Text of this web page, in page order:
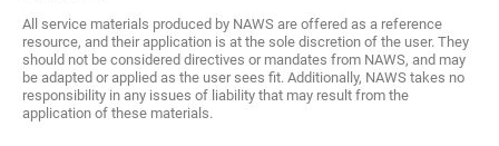
All service materials produced by NAWS are offered as a reference
resource, and their application is at the sole discretion of the user. They
should not be considered directives or mandates from NAWS, and may
be adapted or applied as the user sees fit. Additionally, NAWS takes no
responsibility in any issues of liability that may result from the
application of these materials.